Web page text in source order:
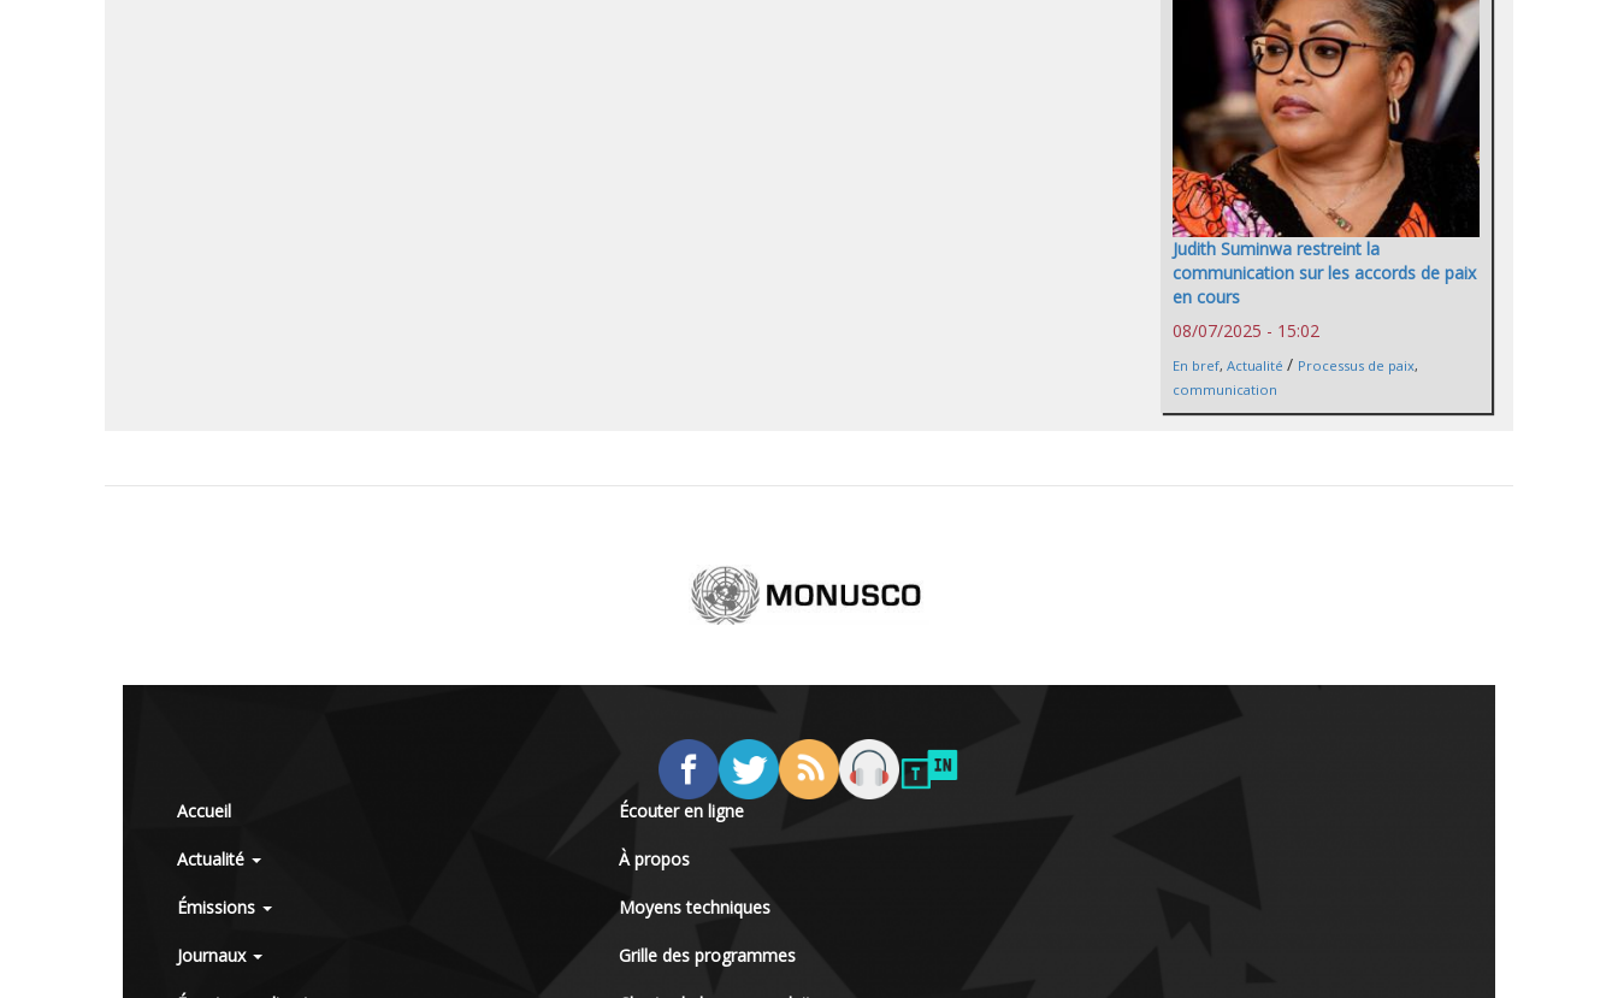
Judith Suminwa restreint la
communication sur les accords de paix
en cours
08/07/2025 - 15:02
En bref, Actualité / Processus de paix,
communication
Accueil
Actualité
Émissions
Journaux
Écouter en ligne
À propos
Moyens techniques
Grille des programmes